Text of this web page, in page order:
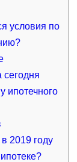
условия по
сегодня
ипотечного
2019 году